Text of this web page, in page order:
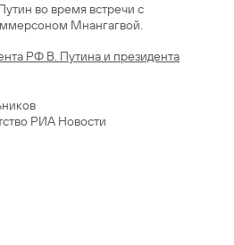
во время встречи с
Мнангагвой.
РФ В. Путина и президента
РИА Новости